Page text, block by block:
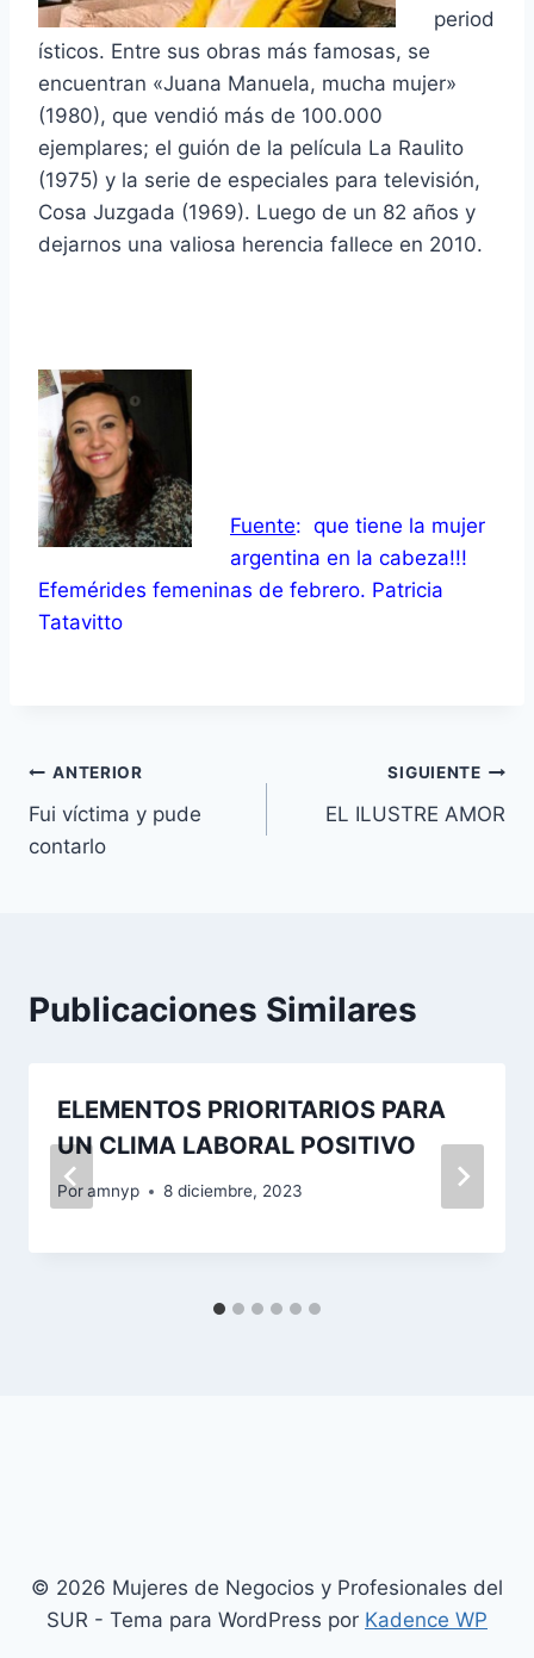
period
ísticos. Entre sus obras más famosas, se
encuentran «Juana Manuela, mucha mujer»
(1980), que vendió más de 100.000
ejemplares; el guión de la película La Raulito
(1975) y la serie de especiales para televisión,
Cosa Juzgada (1969). Luego de un 82 años y
dejarnos una valiosa herencia fallece en 2010.
Fuente: que tiene la mujer
argentina en la cabeza!!!
Efemérides femeninas de febrero. Patricia
Tatavitto
Navegación
de
ANTERIOR
Fui víctima y pude
contarlo
SIGUIENTE
EL ILUSTRE AMOR
Publicaciones Similares
ELEMENTOS PRIORITARIOS PARA
UN CLIMA LABORAL POSITIVO
Poramnyp 8 diciembre, 2023
© 2026 Mujeres de Negocios y Profesionales del
SUR - Tema para WordPress por Kadence WP